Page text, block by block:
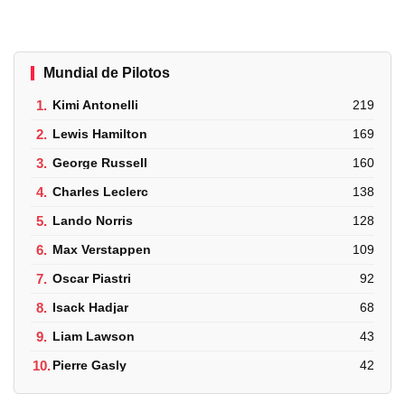
Mundial de Pilotos
1. Kimi Antonelli 219
2. Lewis Hamilton 169
3. George Russell 160
4. Charles Leclerc 138
5. Lando Norris 128
6. Max Verstappen 109
7. Oscar Piastri 92
8. Isack Hadjar 68
9. Liam Lawson 43
10.Pierre Gasly 42